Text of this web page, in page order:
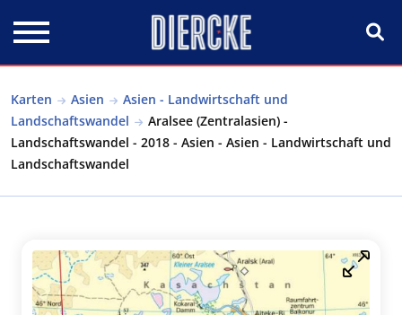
Karten Asien
Asien - Landwirtschaft und
Landschaftswandel
Aralsee (Zentralasien) -
Landschaftswandel - 2018 - Asien - Asien - Landwirtschaft und
Landschaftswandel